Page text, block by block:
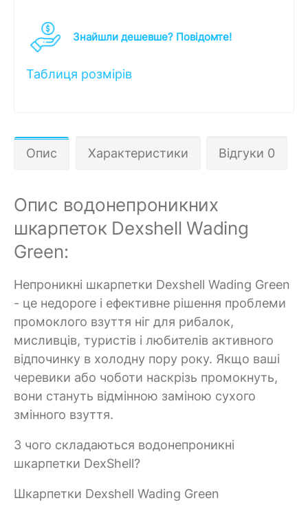
Знайшли дешевше? Повідомте!
Таблиця розмірів
Опис Характеристики Відгуки 0
Опис водонепроникних
шкарпеток Dexshell Wading
Green:
Непроникні шкарпетки Dexshell Wading Green
- це недороге і ефективне рішення проблеми
промоклого взуття ніг для рибалок,
мисливців, туристів і любителів активного
відпочинку в холодну пору року. Якщо ваші
черевики або чоботи наскрізь промокнуть,
вони стануть відмінною заміною сухого
змінного взуття.
З чого складаються водонепроникні
шкарпетки DexShell?
Шкарпетки Dexshell Wading Green